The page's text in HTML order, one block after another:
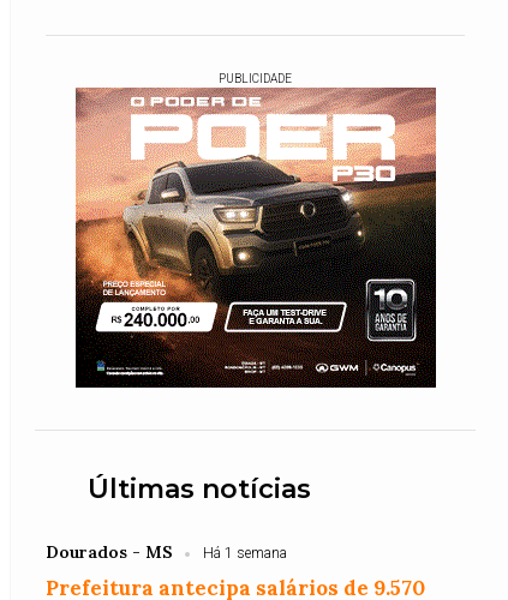
PUBLICIDADE
Últimas notícias
Dourados - MS Há 1 semana
Prefeitura antecipa salários de 9.570